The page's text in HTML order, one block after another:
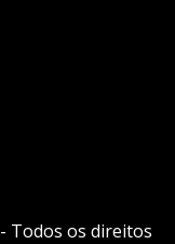
- Todos os direitos